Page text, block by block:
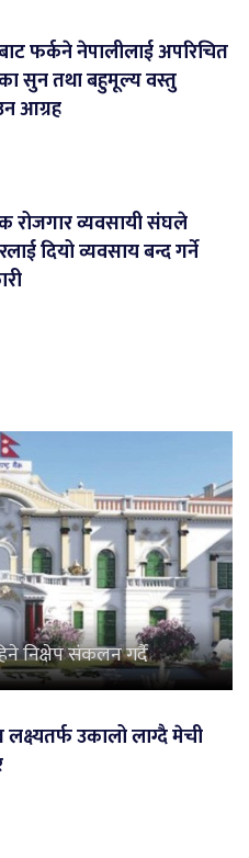
फर्कने नेपालीलाई अपरिचित
सुन तथा बहुमूल्य वस्तु
आग्रह
रोजगार व्यवसायी संघले
दियो व्यवसाय बन्द गर्ने
निक्षेप संकलन गर्दै
लक्ष्यतर्फ उकालो लाग्दै मेची